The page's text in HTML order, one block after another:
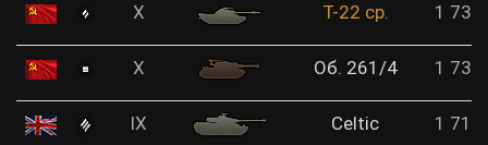
X Т-22 ср. 1
X Об. 261/4 1
IX Celtic 1